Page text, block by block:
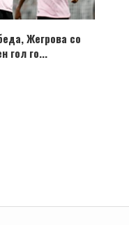
Жегрова со
гол го...